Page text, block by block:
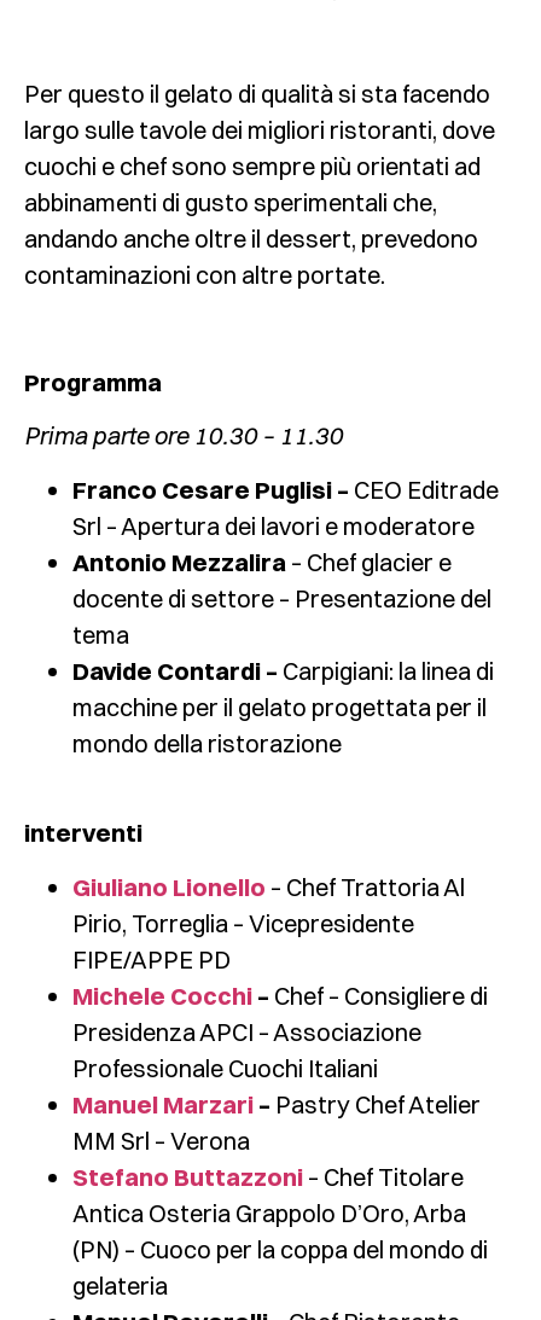
Per questo il gelato di qualità si sta facendo
largo sulle tavole dei migliori ristoranti, dove
cuochi e chef sono sempre più orientati ad
abbinamenti di gusto sperimentali che,
andando anche oltre il dessert, prevedono
contaminazioni con altre portate.
Programma
Prima parte ore 10.30 – 11.30
Franco Cesare Puglisi – CEO Editrade
Srl – Apertura dei lavori e moderatore
Antonio Mezzalira – Chef glacier e
docente di settore – Presentazione del
tema
Davide Contardi – Carpigiani: la linea di
macchine per il gelato progettata per il
mondo della ristorazione
interventi
Giuliano Lionello – Chef Trattoria Al
Pirio, Torreglia – Vicepresidente
FIPE/APPE PD
Michele Cocchi – Chef – Consigliere di
Presidenza APCI – Associazione
Professionale Cuochi Italiani
Manuel Marzari – Pastry Chef Atelier
MM Srl – Verona
Stefano Buttazzoni – Chef Titolare
Antica Osteria Grappolo D’Oro, Arba
(PN) – Cuoco per la coppa del mondo di
gelateria